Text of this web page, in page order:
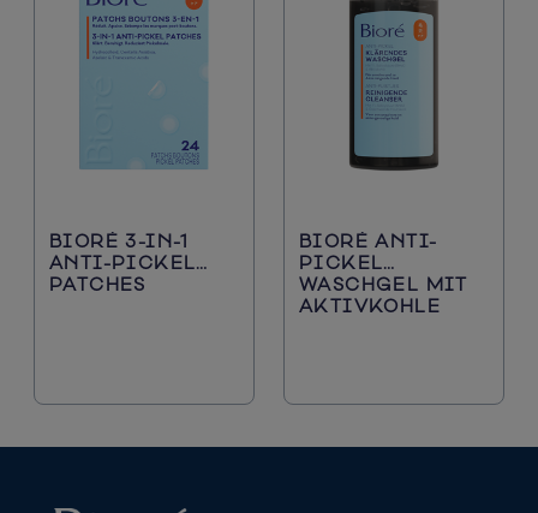
BIORÉ 3-IN-1
ANTI-PICKEL
PATCHES
BIORÉ ANTI-
PICKEL
WASCHGEL MIT
AKTIVKOHLE